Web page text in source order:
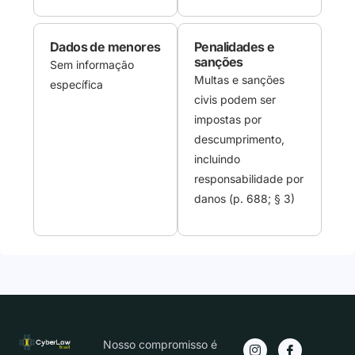
Dados de menores
Sem informação
específica
Penalidades e
sanções
Multas e sanções
civis podem ser
impostas por
descumprimento,
incluindo
responsabilidade por
danos (p. 688; § 3)
Nosso compromisso é